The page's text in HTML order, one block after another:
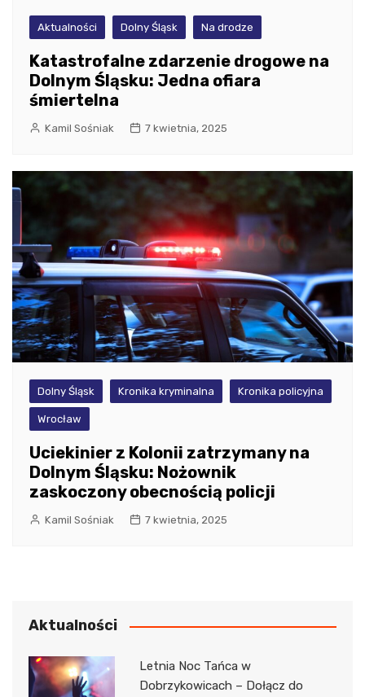
Aktualności Dolny Śląsk Na drodze
Katastrofalne zdarzenie drogowe na
Dolnym Śląsku: Jedna ofiara
śmiertelna
Kamil Sośniak 7 kwietnia, 2025
Dolny Śląsk Kronika kryminalna Kronika policyjna
Wrocław
Uciekinier z Kolonii zatrzymany na
Dolnym Śląsku: Nożownik
zaskoczony obecnością policji
Kamil Sośniak 7 kwietnia, 2025
Aktualności
Letnia Noc Tańca w
Dobrzykowicach – Dołącz do